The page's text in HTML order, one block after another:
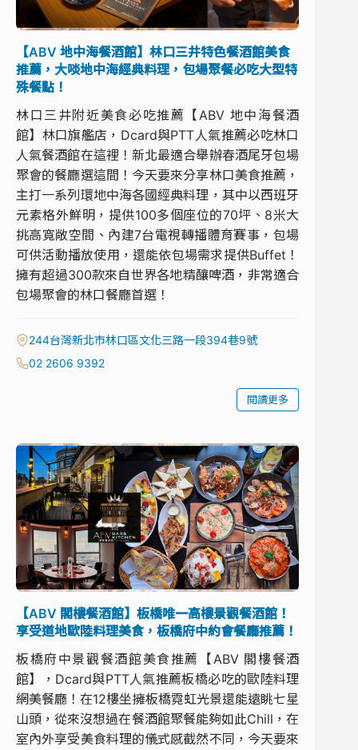
【ABV 地中海餐酒館】林口三井特色餐酒館美食
推薦，大啖地中海經典料理，包場聚餐必吃大型特
殊餐點！
林口三井附近美食必吃推薦【ABV 地中海餐酒
館】林口旗艦店，Dcard與PTT人氣推薦必吃林口
人氣餐酒館在這裡！新北最適合舉辦春酒尾牙包場
聚會的餐廳選這間！今天要來分享林口美食推薦，
主打一系列環地中海各國經典料理，其中以西班牙
元素格外鮮明，提供100多個座位的70坪、8米大
挑高寬敞空間、內建7台電視轉播體育賽事，包場
可供活動播放使用，還能依包場需求提供Buffet！
擁有超過300款來自世界各地精釀啤酒，非常適合
包場聚會的林口餐廳首選！
244台灣新北市林口區文化三路一段394巷9號
02 2606 9392
閱讀更多
【ABV 閣樓餐酒館】板橋唯一高樓景觀餐酒館！
享受道地歐陸料理美食，板橋府中約會餐廳推薦！
板橋府中景觀餐酒館美食推薦【ABV 閣樓餐酒
館】，Dcard與PTT人氣推薦板橋必吃的歐陸料理
網美餐廳！在12樓坐擁板橋霓虹光景還能遠眺七星
山頭，從來沒想過在餐酒館聚餐能夠如此Chill，在
室內外享受美食料理的儀式感截然不同，今天要來